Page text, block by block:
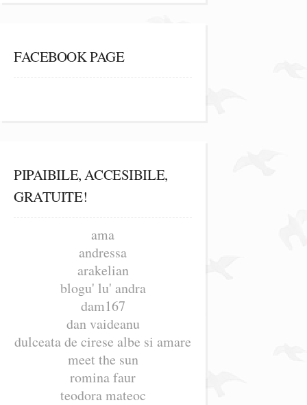
FACEBOOK PAGE
PIPAIBILE, ACCESIBILE,
GRATUITE!
ama
andressa
arakelian
blogu' lu' andra
dam167
dan vaideanu
dulceata de cirese albe si amare
meet the sun
romina faur
teodora mateoc